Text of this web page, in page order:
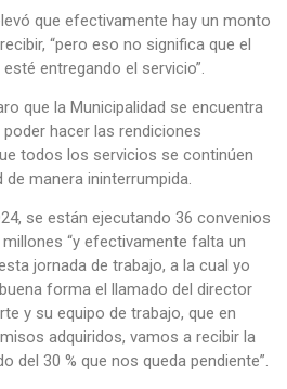
que efectivamente hay un monto
“pero eso no significa que el
entregando el servicio”.
que la Municipalidad se encuentra
hacer las rendiciones
todos los servicios se continúen
manera ininterrumpida.
se están ejecutando 36 convenios
“y efectivamente falta un
jornada de trabajo, a la cual yo
forma el llamado del director
y su equipo de trabajo, que en
adquiridos, vamos a recibir la
del 30 % que nos queda pendiente”.